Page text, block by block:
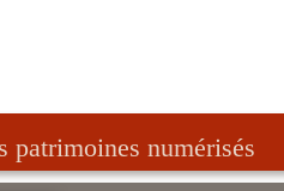
patrimoines numérisés